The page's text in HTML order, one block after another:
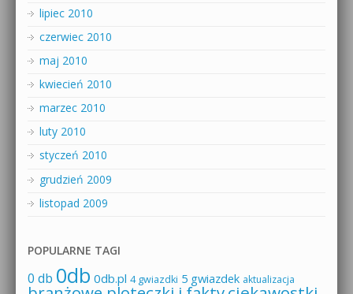
lipiec 2010
czerwiec 2010
maj 2010
kwiecień 2010
marzec 2010
luty 2010
styczeń 2010
grudzień 2009
listopad 2009
POPULARNE TAGI
0 db 0db 0db.pl 4 gwiazdki 5 gwiazdek aktualizacja